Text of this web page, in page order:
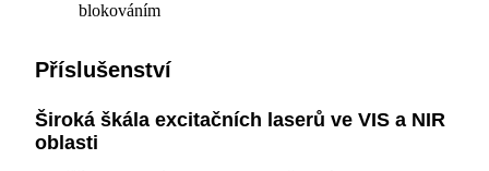
blokováním
Příslušenství
Široká škála excitačních laserů ve VIS a NIR
oblasti